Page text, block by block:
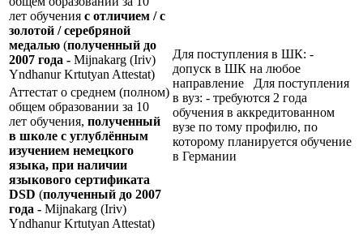
лет обучения с отличием / с
золотой / серебряной
медалью (полученный до
2007 года - Mijnakarg (Iriv)
Yndhanur Krtutyan Attestat)
Для поступления в ШК: -
допуск в ШК на любое
направление Для поступления
в вуз: - требуются 2 года
обучения в аккредитованном
вузе по тому профилю, по
которому планируется обучение
в Германии
Аттестат о среднем (полном)
общем образовании за 10
лет обучения, полученный
в школе с углублённым
изучением немецкого
языка, при наличии
языкового сертификата
DSD (полученный до 2007
года - Mijnakarg (Iriv)
Yndhanur Krtutyan Attestat)